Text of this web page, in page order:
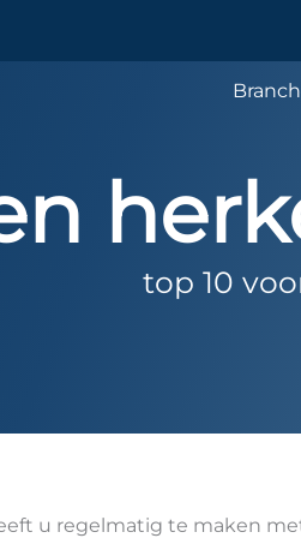
top 10
u regelmatig te maken